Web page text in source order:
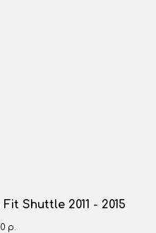
Shuttle 2011 - 2015
р.